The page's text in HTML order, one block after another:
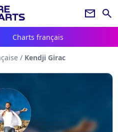
newsletter search
Charts français
/ Kendji Girac